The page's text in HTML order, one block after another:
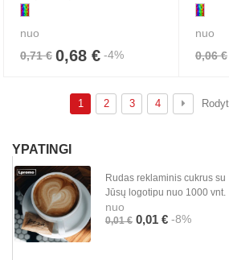
nuo
0,71 € 0,68 € -4%
nuo
0,06 €
1 2 3 4
YPATINGI
Rudas reklaminis cukrus su
Jūsų logotipu nuo 1000 vnt.
nuo
0,01 € 0,01 € -8%